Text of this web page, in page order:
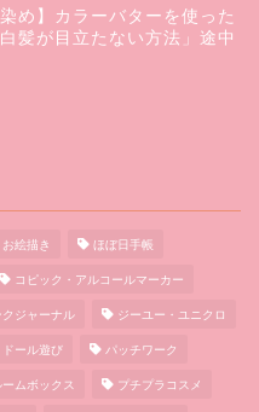
染め】カラーバターを使った
髪が目立たない方法」途中
お絵描き ほぼ日手帳
コピック・アルコールマーカー
クジャーナル ジーユー・ユニクロ
ドール遊び パッチワーク
ームボックス プチプラコスメ